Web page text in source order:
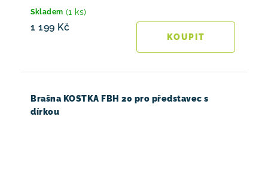
Skladem (1 ks)
1 199 Kč
Brašna KOSTKA FBH 20 pro představec s
dírkou